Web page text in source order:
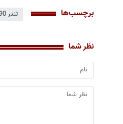
برچسب‌ها تندر 90
نظر شما